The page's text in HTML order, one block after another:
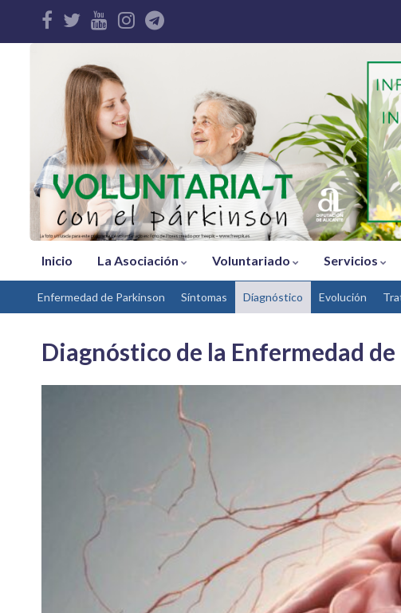
Inicio La Asociación Voluntariado Servicios
Enfermedad de Parkinson Síntomas Díagnóstico Evolución
Diagnóstico de la Enfermedad